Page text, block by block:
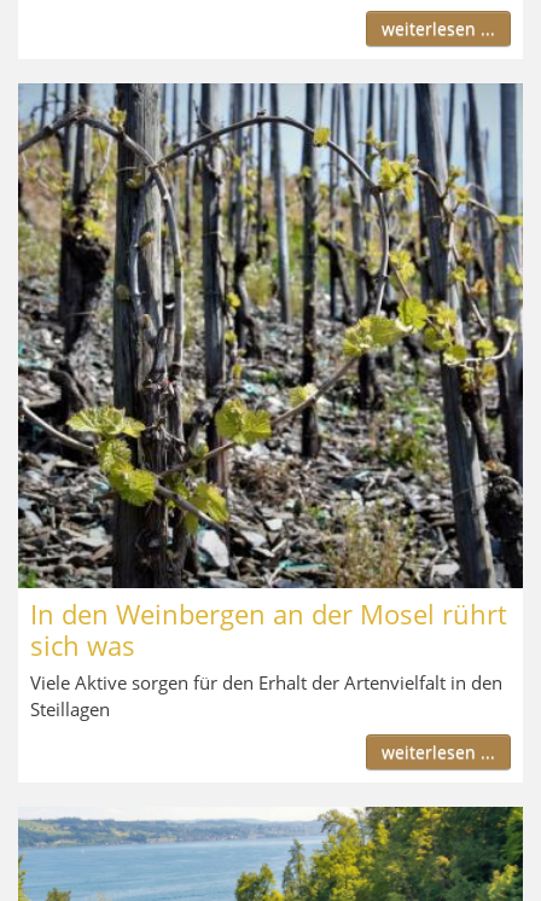
weiterlesen ...
In den Weinbergen an der Mosel rührt
sich was
Viele Aktive sorgen für den Erhalt der Artenvielfalt in den
Steillagen
weiterlesen ...